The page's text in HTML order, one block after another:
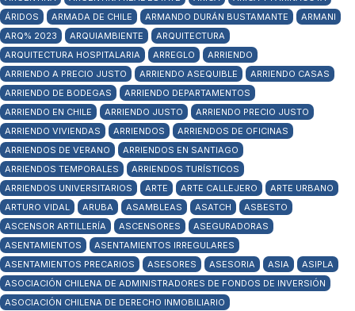
ÁRIDOS
ARMADA DE CHILE ARMANDO DURÁN BUSTAMANTE
ARMANI
ARQ% 2023
ARQUIAMBIENTE
ARQUITECTURA
ARQUITECTURA HOSPITALARIA
ARREGLO
ARRIENDO
ARRIENDO A PRECIO JUSTO
ARRIENDO ASEQUIBLE
ARRIENDO CASAS
ARRIENDO DE BODEGAS
ARRIENDO DEPARTAMENTOS
ARRIENDO EN CHILE
ARRIENDO JUSTO
ARRIENDO PRECIO JUSTO
ARRIENDO VIVIENDAS
ARRIENDOS
ARRIENDOS DE OFICINAS
ARRIENDOS DE VERANO
ARRIENDOS EN SANTIAGO
ARRIENDOS TEMPORALES
ARRIENDOS TURÍSTICOS
ARRIENDOS UNIVERSITARIOS
ARTE ARTE CALLEJERO
ARTE URBANO
ARTURO VIDAL
ARUBA ASAMBLEAS ASATCH
ASBESTO
ASCENSOR ARTILLERÍA
ASCENSORES
ASEGURADORAS
ASENTAMIENTOS
ASENTAMIENTOS IRREGULARES
ASENTAMIENTOS PRECARIOS
ASESORES ASESORIA ASIA
ASIPLA
ASOCIACIÓN CHILENA DE ADMINISTRADORES DE FONDOS DE INVERSIÓN
ASOCIACIÓN CHILENA DE DERECHO INMOBILIARIO